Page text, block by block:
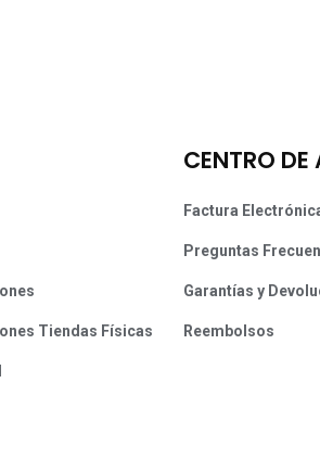
Tiendas Físicas
CENTRO DE
Factura
Preguntas
Garantías y
Reembolsos